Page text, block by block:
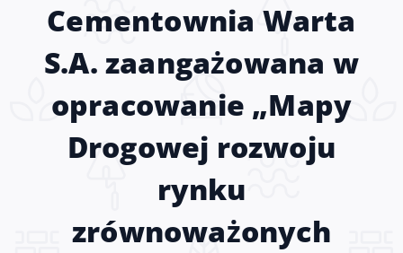
zrównoważonych
finansów”
Cementownia Warta
S.A. zaangażowana w
opracowanie „Mapy
Drogowej rozwoju
rynku
zrównoważonych